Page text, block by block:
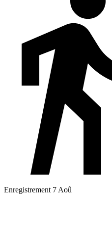
Enregistrement 7 Aoû